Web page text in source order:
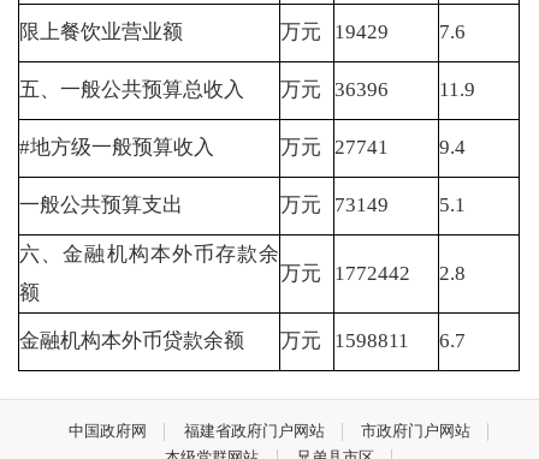
限上餐饮业营业额 万元 19429 7.6
五、一般公共预算总收入 万元 36396 11.9
#地方级一般预算收入 万元 27741 9.4
一般公共预算支出 万元 73149 5.1
六、金融机构本外币存款余
额
万元 1772442 2.8
金融机构本外币贷款余额 万元 1598811 6.7
中国政府网 福建省政府门户网站
市政府门户网站